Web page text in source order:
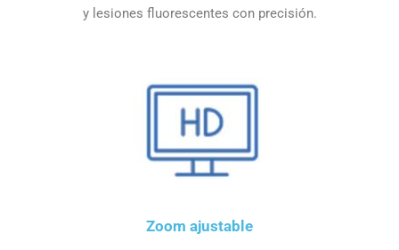
y lesiones fluorescentes con precisión.
Zoom ajustable